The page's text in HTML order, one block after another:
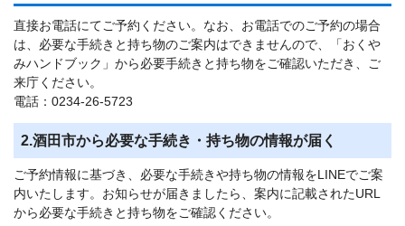
直接お電話にてご予約ください。なお、お電話でのご予約の場合
は、必要な手続きと持ち物のご案内はできませんので、「おくや
みハンドブック」から必要手続きと持ち物をご確認いただき、ご
来庁ください。
電話：0234-26-5723
2.酒田市から必要な手続き・持ち物の情報が届く
ご予約情報に基づき、必要な手続きや持ち物の情報をLINEでご案
内いたします。お知らせが届きましたら、案内に記載されたURL
から必要な手続きと持ち物をご確認ください。